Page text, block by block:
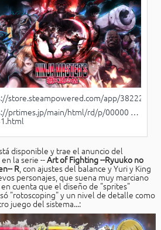
store.steampowered.com/app/3822230
prtimes.jp/main/html/rd/p/00000 …
disponible y trae el anuncio del
la serie --Art of Fighting --Ryuuko no
R , con ajustes del balance y Yuri y King
personajes, que suena muy marciano
cuenta que el diseño de "sprites"
"rotoscoping" y un nivel de detalle como
juego del sistema...: